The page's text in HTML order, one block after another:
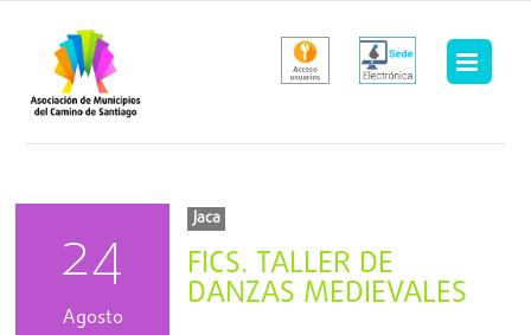
contenido
24
Agosto
Jaca
FICS. TALLER DE
DANZAS MEDIEVALES